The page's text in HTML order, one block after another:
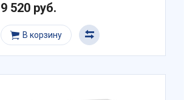
9 520 руб.
В корзину